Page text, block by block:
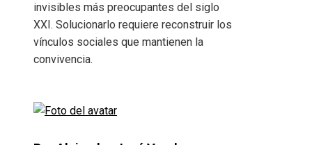
invisibles más preocupantes del siglo
XXI. Solucionarlo requiere reconstruir los
vínculos sociales que mantienen la
convivencia.